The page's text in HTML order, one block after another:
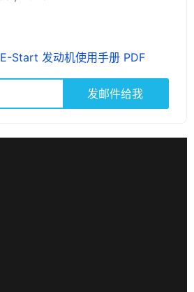
Start 发动机使用手册 PDF
发邮件给我